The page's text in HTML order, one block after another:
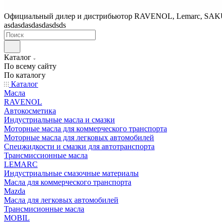
Официальный дилер и дистрибьютор RAVENOL, Lemarc,
asdasdasdasdasdsds
Каталог
По всему сайту
По каталогу
Каталог
Масла
RAVENOL
Автокосметика
Индустриальные масла и смазки
Моторные масла для коммерческого транспорта
Моторные масла для легковых автомобилей
Спецжидкости и смазки для автотранспорта
Трансмиссионные масла
LEMARC
Индустриальные смазочные материалы
Масла для коммерческого транспорта
Mazda
Масла для легковых автомобилей
Трансмисионные масла
MOBIL